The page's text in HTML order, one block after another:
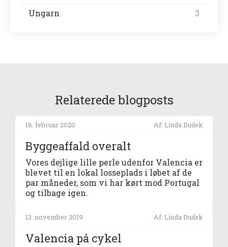
Ungarn
3
Relaterede blogposts
18. februar 2020 Af: Linda Dudek
Byggeaffald overalt
Vores dejlige lille perle udenfor Valencia er
blevet til en lokal losseplads i løbet af de
par måneder, som vi har kørt mod Portugal
og tilbage igen.
13. november 2019 Af: Linda Dudek
Valencia på cykel